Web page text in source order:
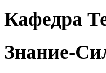
Кафедра
Знание-